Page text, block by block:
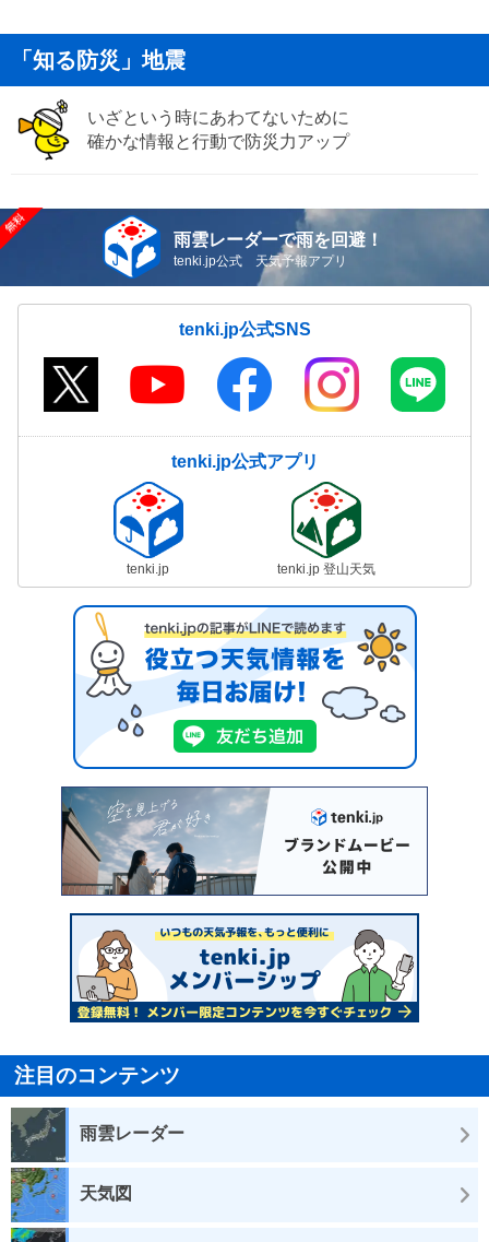
「知る防災」地震
いざという時にあわてないために
確かな情報と行動で防災力アップ
雨雲レーダーで雨を回避！
tenki.jp公式 天気予報アプリ
tenki.jp公式SNS
tenki.jp公式アプリ
tenki.jp tenki.jp 登山天気
注目のコンテンツ
雨雲レーダー
天気図